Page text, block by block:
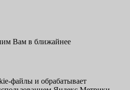
Вам в ближайнее
файлы и обрабатывает